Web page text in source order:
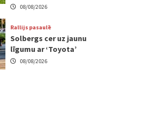
08/08/2026
Rallijs pasaulē
Solbergs cer uz jaunu
līgumu ar ‘Toyota’
08/08/2026